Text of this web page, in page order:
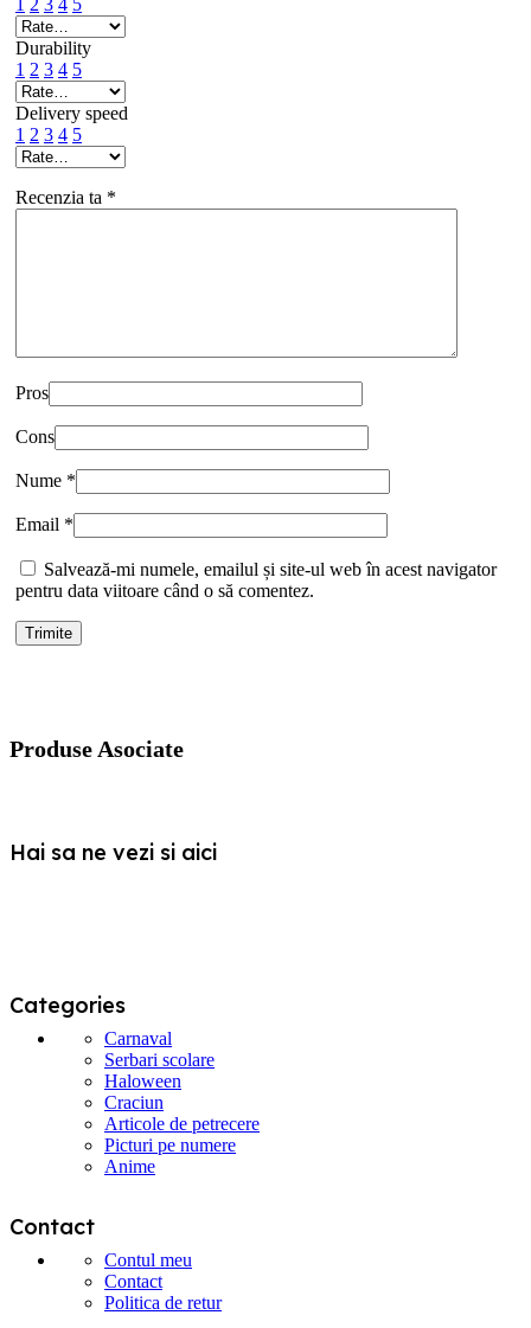
Durability
1 2 3 4 5
Delivery speed
1 2 3 4 5
Recenzia ta *
Pros
Cons
Nume *
Email *
Salvează-mi numele, emailul și site-ul web în acest navigator
pentru data viitoare când o să comentez.
Produse Asociate
Hai sa ne vezi si aici
Categories
Carnaval
Serbari scolare
Haloween
Craciun
Articole de petrecere
Picturi pe numere
Anime
Contact
Contul meu
Contact
Politica de retur